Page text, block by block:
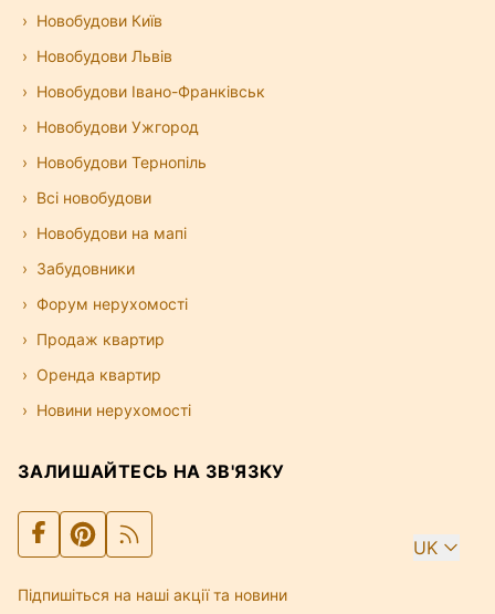
Новобудови Київ
Новобудови Львів
Новобудови Івано-Франківськ
Новобудови Ужгород
Новобудови Тернопіль
Всі новобудови
Новобудови на мапі
Забудовники
Форум нерухомості
Продаж квартир
Оренда квартир
Новини нерухомості
ЗАЛИШАЙТЕСЬ НА ЗВ'ЯЗКУ
UK
Підпишіться на наші акції та новини